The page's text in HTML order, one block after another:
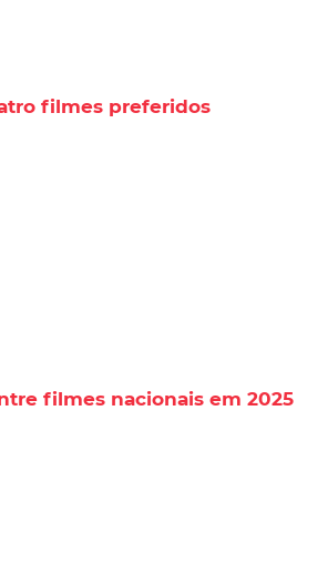
filmes preferidos
filmes nacionais em 2025